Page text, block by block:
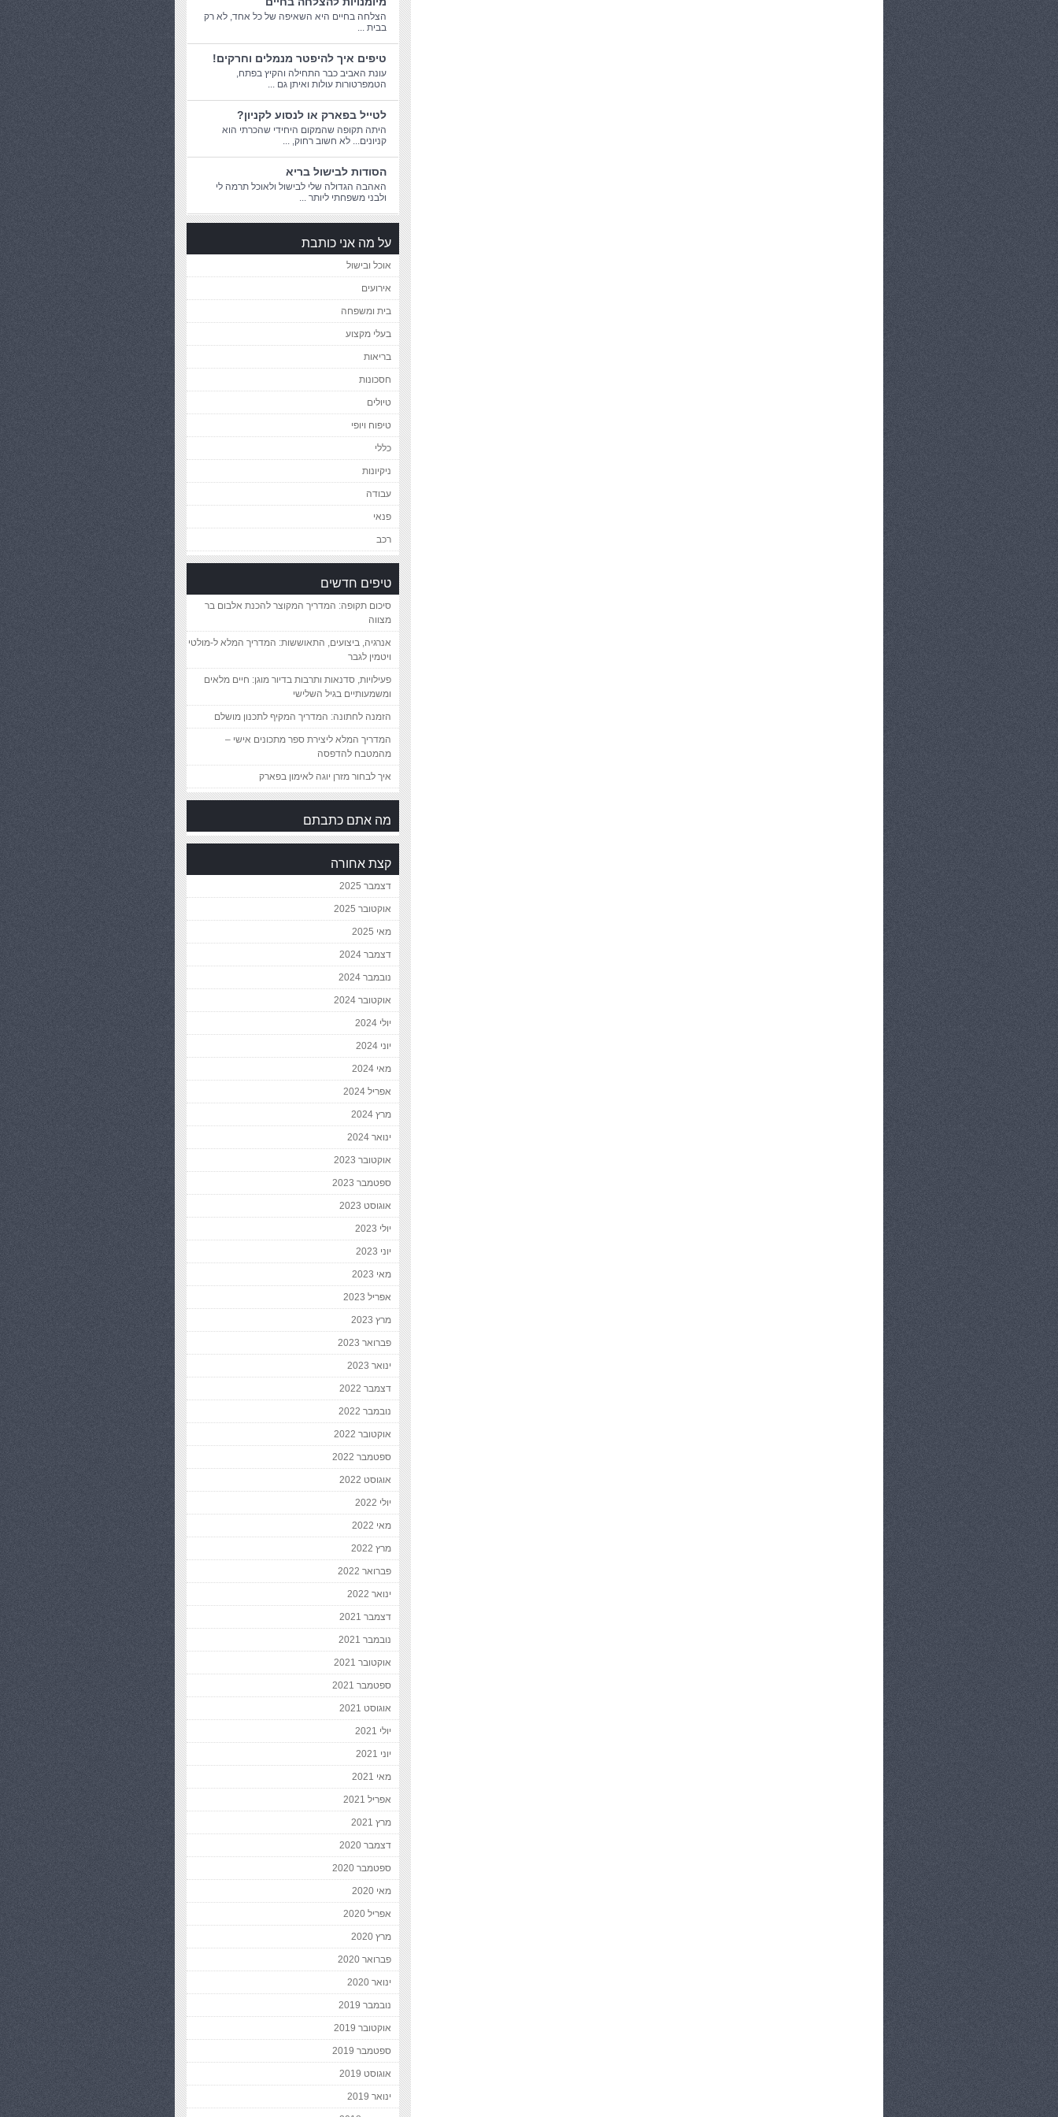
הצלחה בחיים היא השאיפה של כל אחד, לא רק
בבית ...
טיפים איך להיפטר מנמלים וחרקים!
עונת האביב כבר התחילה והקיץ בפתח,
הטמפרטורות עולות ואיתן גם ...
לטייל בפארק או לנסוע לקניון?
היתה תקופה שהמקום היחידי שהכרתי הוא
קניונים... לא חשוב רחוק, ...
הסודות לבישול בריא
האהבה הגדולה שלי לבישול ולאוכל תרמה לי
ולבני משפחתי ליותר ...
על מה אני כותבת
אוכל ובישול
אירועים
בית ומשפחה
בעלי מקצוע
בריאות
חסכונות
טיולים
טיפוח ויופי
כללי
ניקיונות
עבודה
פנאי
רכב
טיפים חדשים
סיכום תקופה: המדריך המקוצר להכנת אלבום בר
מצווה
אנרגיה, ביצועים, התאוששות: המדריך המלא ל-מולטי
ויטמין לגבר
פעילויות, סדנאות ותרבות בדיור מוגן: חיים מלאים
ומשמעותיים בגיל השלישי
הזמנה לחתונה: המדריך המקיף לתכנון מושלם
המדריך המלא ליצירת ספר מתכונים אישי –
מהמטבח להדפסה
איך לבחור מזרן יוגה לאימון בפארק
מה אתם כתבתם
קצת אחורה
דצמבר 2025
אוקטובר 2025
מאי 2025
דצמבר 2024
נובמבר 2024
אוקטובר 2024
יולי 2024
יוני 2024
מאי 2024
אפריל 2024
מרץ 2024
ינואר 2024
אוקטובר 2023
ספטמבר 2023
אוגוסט 2023
יולי 2023
יוני 2023
מאי 2023
אפריל 2023
מרץ 2023
פברואר 2023
ינואר 2023
דצמבר 2022
נובמבר 2022
אוקטובר 2022
ספטמבר 2022
אוגוסט 2022
יולי 2022
מאי 2022
מרץ 2022
פברואר 2022
ינואר 2022
דצמבר 2021
נובמבר 2021
אוקטובר 2021
ספטמבר 2021
אוגוסט 2021
יולי 2021
יוני 2021
מאי 2021
אפריל 2021
מרץ 2021
דצמבר 2020
ספטמבר 2020
מאי 2020
אפריל 2020
מרץ 2020
פברואר 2020
ינואר 2020
נובמבר 2019
אוקטובר 2019
ספטמבר 2019
אוגוסט 2019
ינואר 2019